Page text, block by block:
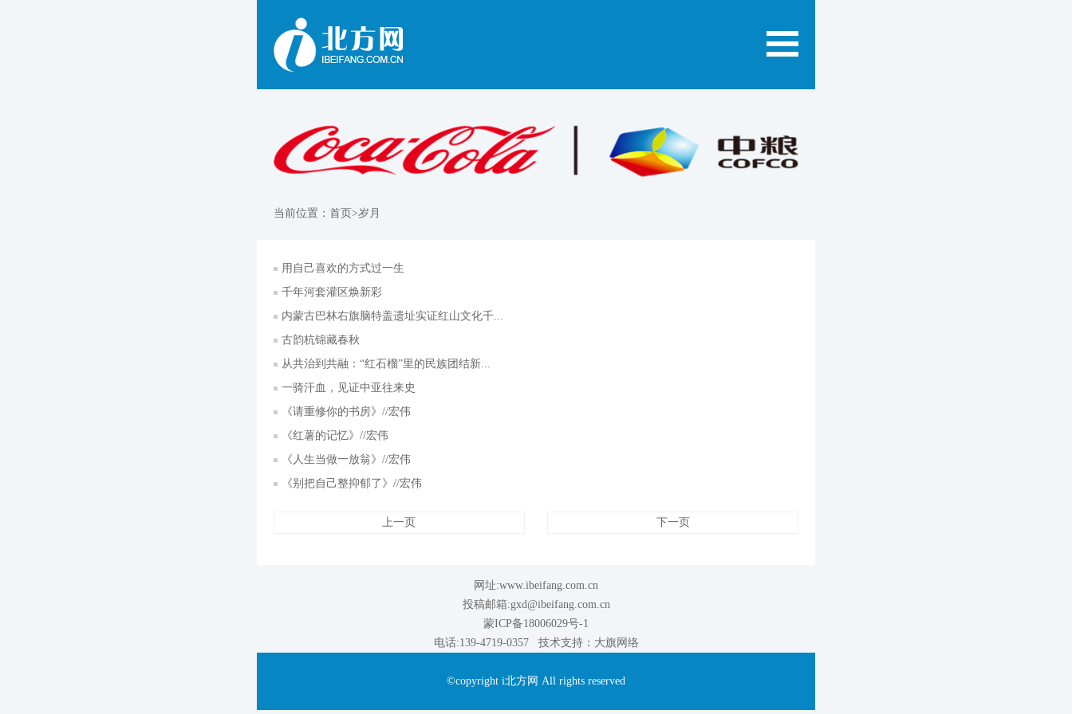
当前位置： 首页 >岁月
用自己喜欢的方式过一生
千年河套灌区焕新彩
内蒙古巴林右旗脑特盖遗址实证红山文化千...
古韵杭锦藏春秋
从共治到共融：“红石榴”里的民族团结新...
一骑汗血，见证中亚往来史
《请重修你的书房》//宏伟
《红薯的记忆》//宏伟
《人生当做一放翁》//宏伟
《别把自己整抑郁了》//宏伟
上一页 下一页
网址:www.ibeifang.com.cn
投稿邮箱:gxd@ibeifang.com.cn
蒙ICP备18006029号-1
电话:139-4719-0357 技术支持： 大旗网络
©copyright i北方网 All rights reserved